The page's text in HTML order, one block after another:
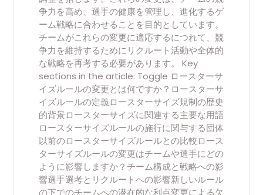
争力を高め、選手の健康を管理し、進化するゲ
ーム戦略に合わせることを目的としています。
チームがこれらの変更に適応するにつれて、競
争力を維持するためにリクルート活動や全体的
な戦略を再考する必要があります。 Key
sections in the article: Toggle ロースターサ
イズルールの変更とは何ですか？ロースターサ
イズルールの定義ロースターサイズ規制の歴史
的背景ロースターサイズに関連する主要な用語
ロースターサイズルールの施行に関与する団体
以前のロースターサイズルールとの比較ロース
ターサイズルールの変更はチームや選手にどの
ように影響しますか？チーム構成と戦略への影
響選手選考とリクルートへの影響新しいルール
の下でのチームへの潜在的な利点変更による欠